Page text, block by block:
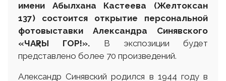
имени Абылхана Кастеева (Желтоксан
137) состоится открытие персональной
фотовыставки Александра Синявского
«ЧАқРЫ ГОР!». В экспозиции будет
представлено более 70 произведений.
Александр Синявский родился в 1944 году в